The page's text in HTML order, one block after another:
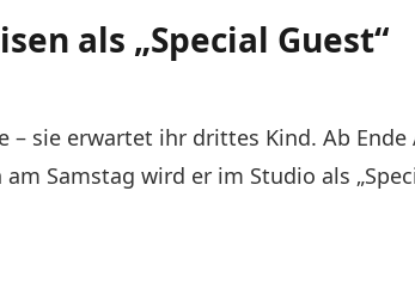
als „Special Guest“
– sie erwartet ihr drittes Kind. Ab
Samstag wird er im Studio als